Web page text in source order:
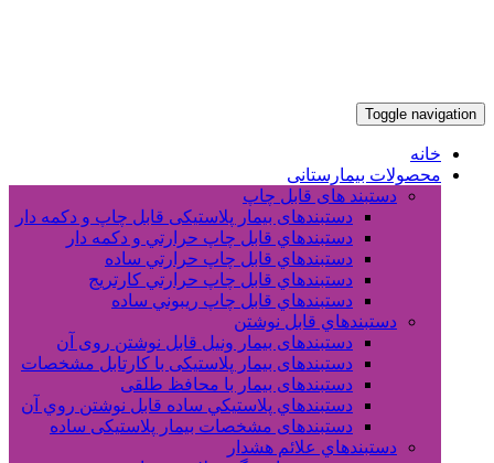
Toggle navigation
خانه
محصولات بیمارستانی
دستبند های قابل چاپ
دستبندهای بیمار پلاستیکی قابل چاپ و دکمه دار
دستبندهاي قابل چاپ حرارتي و دکمه دار
دستبندهاي قابل چاپ حرارتي ساده
دستبندهاي قابل چاپ حرارتي کارتريج
دستبندهاي قابل چاپ ريبوني ساده
دستبندهاي قابل نوشتن
دستبندهای بیمار ونیل قابل نوشتن روی آن
دستبندهای بیمار پلاستیکی با کارتابل مشخصات
دستبندهای بیمار با محافظ طلقی
دستبندهاي پلاستيکي ساده قابل نوشتن روي آن
دستبندهای مشخصات بیمار پلاستیکی ساده
دستبندهاي علائم هشدار